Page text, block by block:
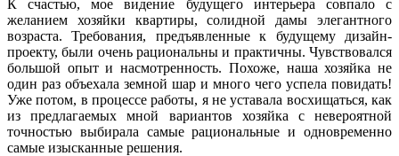
К счастью, мое видение будущего интерьера совпало с
желанием хозяйки квартиры, солидной дамы элегантного
возраста. Требования, предъявленные к будущему дизайн-
проекту, были очень рациональны и практичны. Чувствовался
большой опыт и насмотренность. Похоже, наша хозяйка не
один раз объехала земной шар и много чего успела повидать!
Уже потом, в процессе работы, я не уставала восхищаться, как
из предлагаемых мной вариантов хозяйка с невероятной
точностью выбирала самые рациональные и одновременно
самые изысканные решения.